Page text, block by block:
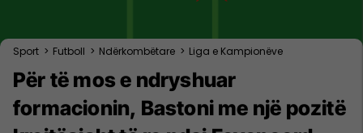
Sport > Futboll > Ndërkombëtare > Liga e Kampionëve
Për të mos e ndryshuar
formacionin, Bastoni me një pozitë